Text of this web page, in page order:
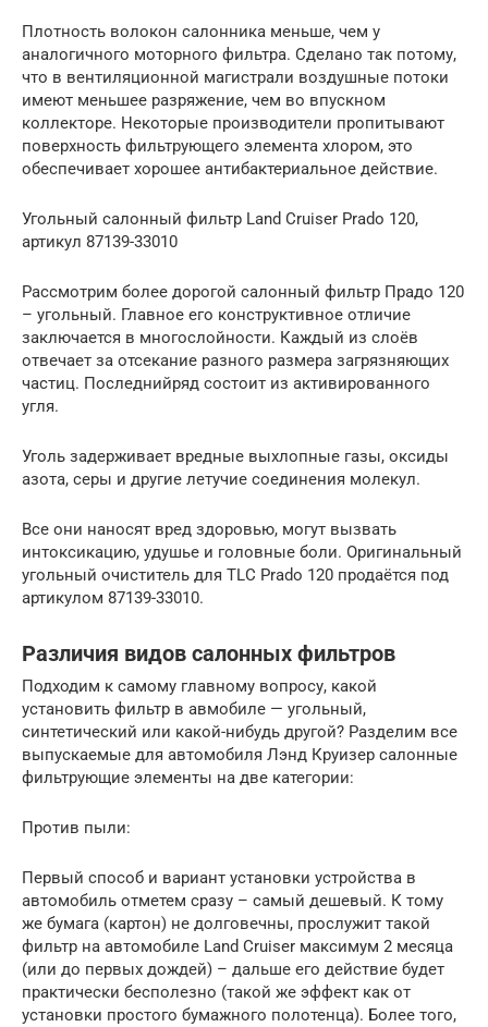
Плотность волокон салонника меньше, чем у
аналогичного моторного фильтра. Сделано так потому,
что в вентиляционной магистрали воздушные потоки
имеют меньшее разряжение, чем во впускном
коллекторе. Некоторые производители пропитывают
поверхность фильтрующего элемента хлором, это
обеспечивает хорошее антибактериальное действие.
Угольный салонный фильтр Land Cruiser Prado 120,
артикул 87139-33010
Рассмотрим более дорогой салонный фильтр Прадо 120
– угольный. Главное его конструктивное отличие
заключается в многослойности. Каждый из слоёв
отвечает за отсекание разного размера загрязняющих
частиц. Последнийряд состоит из активированного
угля.
Уголь задерживает вредные выхлопные газы, оксиды
азота, серы и другие летучие соединения молекул.
Все они наносят вред здоровью, могут вызвать
интоксикацию, удушье и головные боли. Оригинальный
угольный очиститель для TLC Prado 120 продаётся под
артикулом 87139-33010.
Различия видов салонных фильтров
Подходим к самому главному вопросу, какой
установить фильтр в авмобиле — угольный,
синтетический или какой-нибудь другой? Разделим все
выпускаемые для автомобиля Лэнд Круизер салонные
фильтрующие элементы на две категории:
Против пыли:
Первый способ и вариант установки устройства в
автомобиль отметем сразу – самый дешевый. К тому
же бумага (картон) не долговечны, прослужит такой
фильтр на автомобиле Land Cruiser максимум 2 месяца
(или до первых дождей) – дальше его действие будет
практически бесполезно (такой же эффект как от
установки простого бумажного полотенца). Более того,